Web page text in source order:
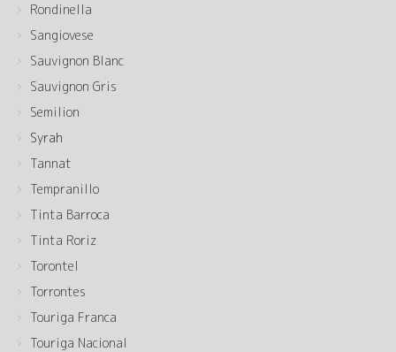
Rondinella
Sangiovese
Sauvignon Blanc
Sauvignon Gris
Semilion
Syrah
Tannat
Tempranillo
Tinta Barroca
Tinta Roriz
Torontel
Torrontes
Touriga Franca
Touriga Nacional